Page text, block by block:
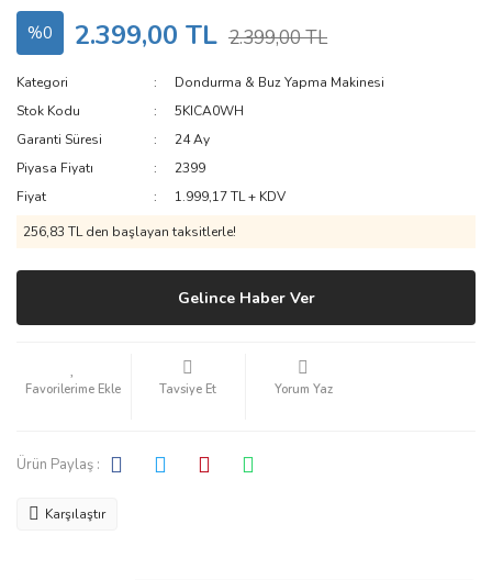
%0 2.399,00 TL 2.399,00 TL
Kategori
Dondurma & Buz Yapma Makinesi
Stok Kodu
5KICA0WH
Garanti Süresi
24 Ay
Piyasa Fiyatı
2399
Fiyat
1.999,17 TL + KDV
256,83 TL den başlayan taksitlerle!
Gelince Haber Ver
Tavsiye Et Yorum Yaz
Ürün Paylaş :
Karşılaştır